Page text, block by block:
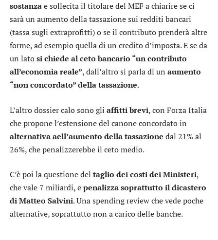
sostanzae sollecita il titolare del MEF a chiarire se ci
sarà un aumento della tassazione sui redditi bancari
(tassa sugli extraprofitti) o se il contributo prenderà altre
forme, ad esempio quella di un credito d’imposta. E se da
un latosi chiede al ceto bancario “un contributo
all’economia reale”, dall’altro si parla di un aumento
“non concordato” della tassazione.
L’altro dossier calo sono gli affitti brevi, con Forza Italia
che propone l’estensione del canone concordato in
alternativa aell’aumento della tassazione dal 21% al
26%, che penalizzerebbe il ceto medio.
C’è poi la questione del taglio dei costi dei Ministeri,
che vale 7 miliardi, epenalizza soprattutto il dicastero
di Matteo Salvini. Una spending review che vede poche
alternative, soprattutto non a carico delle banche.